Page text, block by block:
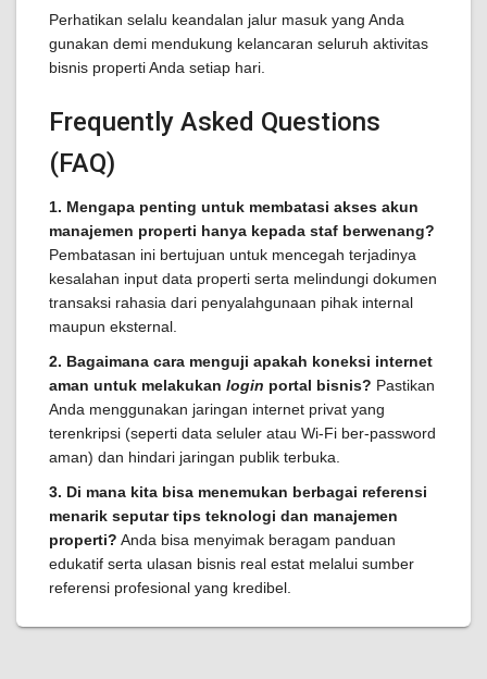
Perhatikan selalu keandalan jalur masuk yang Anda
gunakan demi mendukung kelancaran seluruh aktivitas
bisnis properti Anda setiap hari.
Frequently Asked Questions
(FAQ)
1. Mengapa penting untuk membatasi akses akun
manajemen properti hanya kepada staf berwenang?
Pembatasan ini bertujuan untuk mencegah terjadinya
kesalahan input data properti serta melindungi dokumen
transaksi rahasia dari penyalahgunaan pihak internal
maupun eksternal.
2. Bagaimana cara menguji apakah koneksi internet
aman untuk melakukan login portal bisnis? Pastikan
Anda menggunakan jaringan internet privat yang
terenkripsi (seperti data seluler atau Wi-Fi ber-password
aman) dan hindari jaringan publik terbuka.
3. Di mana kita bisa menemukan berbagai referensi
menarik seputar tips teknologi dan manajemen
properti? Anda bisa menyimak beragam panduan
edukatif serta ulasan bisnis real estat melalui sumber
referensi profesional yang kredibel.